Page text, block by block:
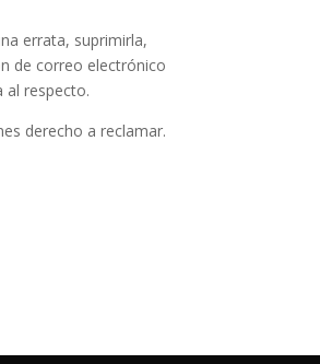
errata, suprimirla,
de correo electrónico
al respecto.
derecho a reclamar.